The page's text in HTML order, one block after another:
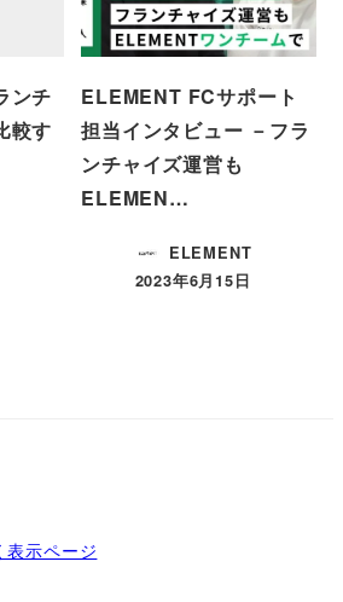
ンチ
較す
ELEMENT FCサポート
担当インタビュー －フラ
ンチャイズ運営も
ELEMEN…
ELEMENT
投稿日
2023年6月15日
表示ページ